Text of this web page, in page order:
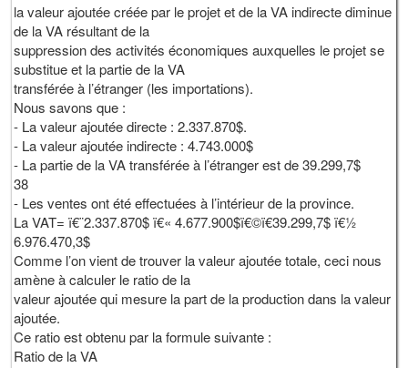
la valeur ajoutée créée par le projet et de la VA indirecte diminue
de la VA résultant de la
suppression des activités économiques auxquelles le projet se
substitue et la partie de la VA
transférée à l’étranger (les importations).
Nous savons que :
- La valeur ajoutée directe : 2.337.870$.
- La valeur ajoutée indirecte : 4.743.000$
- La partie de la VA transférée à l’étranger est de 39.299,7$
38
- Les ventes ont été effectuées à l’intérieur de la province.
La VAT= ï€¨2.337.870$ ï€« 4.677.900$ï€©ï€­39.299,7$ ï€½
6.976.470,3$
Comme l’on vient de trouver la valeur ajoutée totale, ceci nous
amène à calculer le ratio de la
valeur ajoutée qui mesure la part de la production dans la valeur
ajoutée.
Ce ratio est obtenu par la formule suivante :
Ratio de la VA